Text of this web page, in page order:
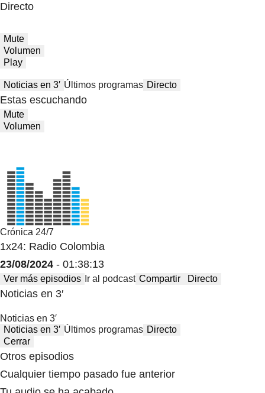
Directo
Mute
Volumen
Play
Noticias en 3′ Últimos programas Directo
Estas escuchando
Mute
Volumen
Crónica 24/7
1x24: Radio Colombia
23/08/2024 - 01:38:13
Ver más episodios Ir al podcast Compartir Directo
Noticias en 3′
Noticias en 3′
Noticias en 3′ Últimos programas Directo
Cerrar
Otros episodios
Cualquier tiempo pasado fue anterior